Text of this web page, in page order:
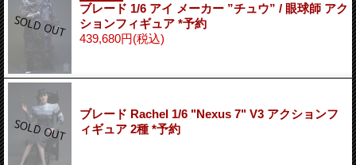
ブレード 1/6 アイ メーカー ”チュウ” / 眼球師 アク
ションフィギュア *予約
439,680円(税込)
ブレード Rachel 1/6 "Nexus 7" V3 アクションフ
ィギュア 2種 *予約